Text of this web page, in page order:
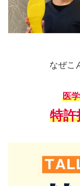
なぜこ
医
特許